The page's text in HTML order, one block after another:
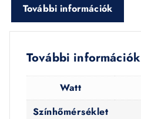
További információk
További információk
Watt
Színhőmérséklet